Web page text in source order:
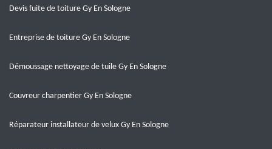
Devis fuite de toiture Gy En Sologne
Entreprise de toiture Gy En Sologne
Démoussage nettoyage de tuile Gy En Sologne
Couvreur charpentier Gy En Sologne
Réparateur installateur de velux Gy En Sologne